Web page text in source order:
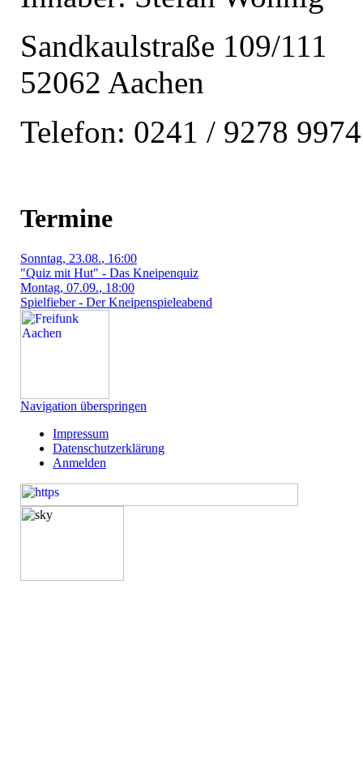
Sandkaulstraße 109/111
52062 Aachen
Telefon: 0241 / 9278 9974
Termine
Sonntag, 23.08., 16:00
"Quiz mit Hut" - Das Kneipenquiz
Montag, 07.09., 18:00
Spielfieber - Der Kneipenspieleabend
Navigation überspringen
Impressum
Datenschutzerklärung
Anmelden